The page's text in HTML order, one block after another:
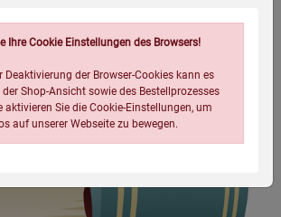
Ihre Cookie Einstellungen des Browsers!
Deaktivierung der Browser-Cookies kann es
Shop-Ansicht sowie des Bestellprozesses
aktivieren Sie die Cookie-Einstellungen, um
auf unserer Webseite zu bewegen.